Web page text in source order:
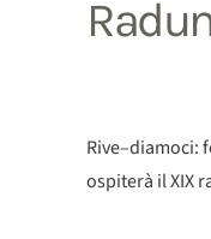
Rive–diamoci:
ospiterà il XIX